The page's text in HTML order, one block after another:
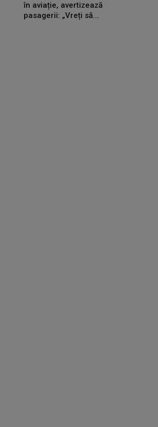
în aviație, avertizează
pasagerii: „Vreți să...